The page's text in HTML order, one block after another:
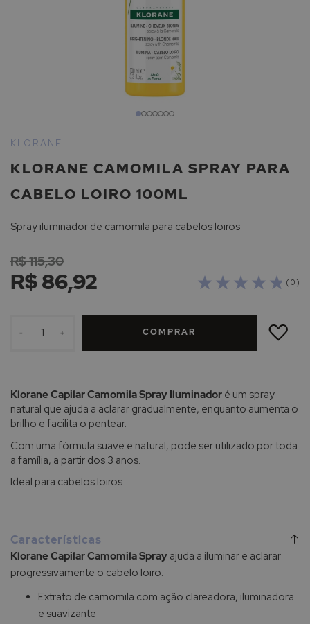
para
início
Galeria
imagens
KLORANE CAMOMILA SPRAY PARA
CABELO LOIRO 100ML
KLORANE
Spray iluminador de camomila para cabelos loiros
( 0 )
R$ 86,92
R$ 115,30
- + COMPRAR
ADICIONAR
LISTA
Klorane Capilar Camomila Spray Iluminador é um spray
natural que ajuda a aclarar gradualmente, enquanto aumenta o
brilho e facilita o pentear.
Com uma fórmula suave e natural, pode ser utilizado por toda
a família, a partir dos 3 anos.
Ideal para cabelos loiros.
Características
Klorane Capilar Camomila Spray ajuda a iluminar e aclarar
progressivamente o cabelo loiro.
Extrato de camomila com ação clareadora, iluminadora
e suavizante